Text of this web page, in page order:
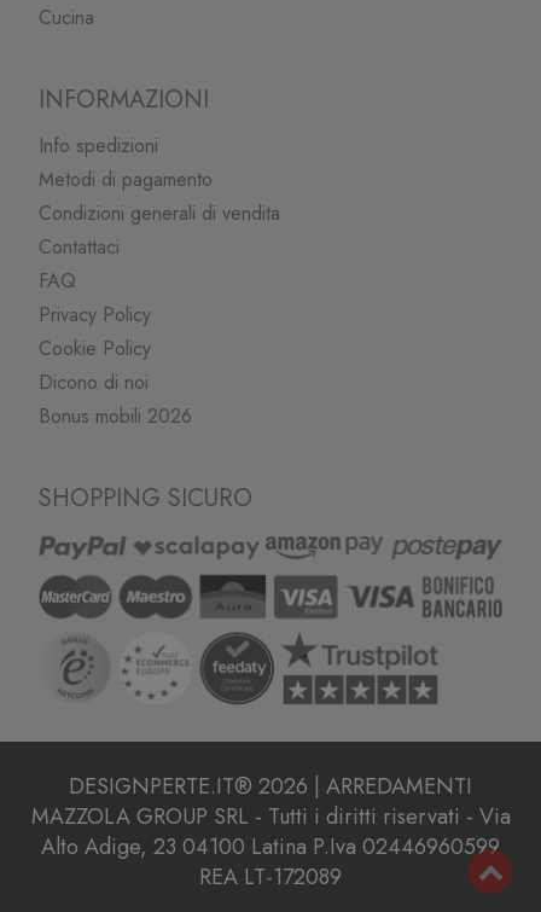
Cucina
INFORMAZIONI
Info spedizioni
Metodi di pagamento
Condizioni generali di vendita
Contattaci
FAQ
Privacy Policy
Cookie Policy
Dicono di noi
Bonus mobili 2026
SHOPPING SICURO
DESIGNPERTE.IT® 2026 | ARREDAMENTI
MAZZOLA GROUP SRL - Tutti i diritti riservati - Via
Alto Adige, 23 04100 Latina P.Iva 02446960599
REA LT-172089